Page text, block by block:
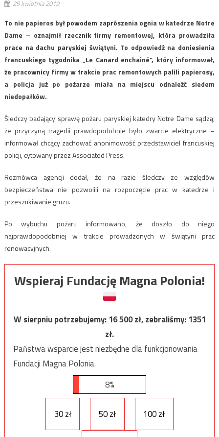
25 kwietnia 2019
To nie papieros był powodem zaprószenia ognia w katedrze Notre
Dame – oznajmił rzecznik firmy remontowej, która prowadziła
prace na dachu paryskiej świątyni. To odpowiedź na doniesienia
francuskiego tygodnika „Le Canard enchaîné”, który informował,
że pracownicy firmy w trakcie prac remontowych palili papierosy,
a policja już po pożarze miała na miejscu odnaleźć siedem
niedopałków.
Śledczy badający sprawę pożaru paryskiej katedry Notre Dame sądzą,
że przyczyną tragedii prawdopodobnie było zwarcie elektryczne –
informował chcący zachować anonimowość przedstawiciel francuskiej
policji, cytowany przez Associated Press.
Rozmówca agencji dodał, że na razie śledczy ze względów
bezpieczeństwa nie pozwolili na rozpoczęcie prac w katedrze i
przeszukiwanie gruzu.
Po wybuchu pożaru informowano, że doszło do niego
najprawdopodobniej w trakcie prowadzonych w świątyni prac
renowacyjnych.
Wspieraj Fundację Magna Polonia!
W sierpniu potrzebujemy:16 500zł, zebraliśmy:1351
zł.
Państwa wsparcie jest niezbędne dla funkcjonowania
Fundacji Magna Polonia.
8%
30 zł 50 zł 100 zł